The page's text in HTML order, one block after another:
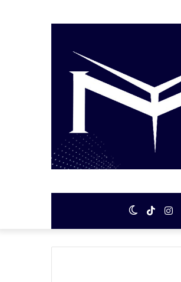
المظلم
TikTok
انستقرام يوتيوب